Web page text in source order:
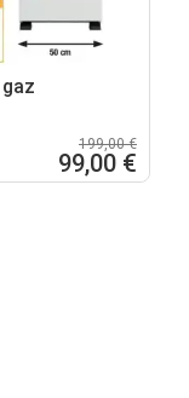
199,00 €
99,00 €